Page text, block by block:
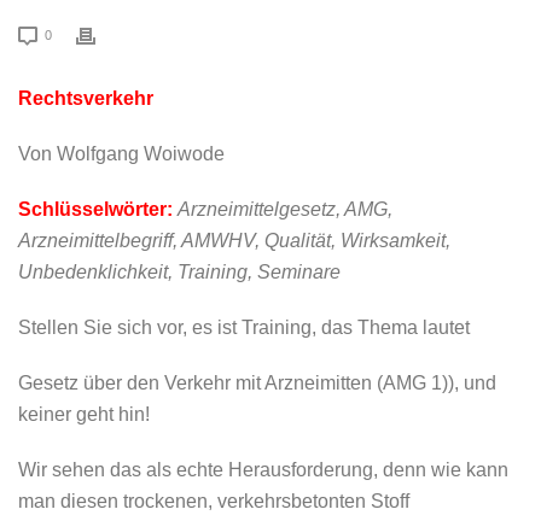
0
Rechtsverkehr
Von Wolfgang Woiwode
Schlüsselwörter: Arzneimittelgesetz, AMG,
Arzneimittelbegriff, AMWHV, Qualität, Wirksamkeit,
Unbedenklichkeit, Training, Seminare
Stellen Sie sich vor, es ist Training, das Thema lautet
Gesetz über den Verkehr mit Arzneimitten (AMG 1)), und
keiner geht hin!
Wir sehen das als echte Herausforderung, denn wie kann
man diesen trockenen, verkehrsbetonten Stoff